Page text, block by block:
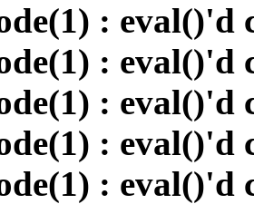
: eval()'d
: eval()'d
: eval()'d
: eval()'d
: eval()'d